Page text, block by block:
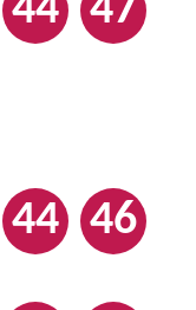
44 47
44 46